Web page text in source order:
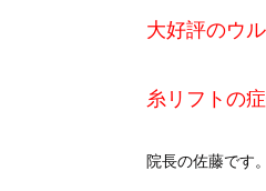
大好評のウ
糸リフトの
院長の佐藤です。